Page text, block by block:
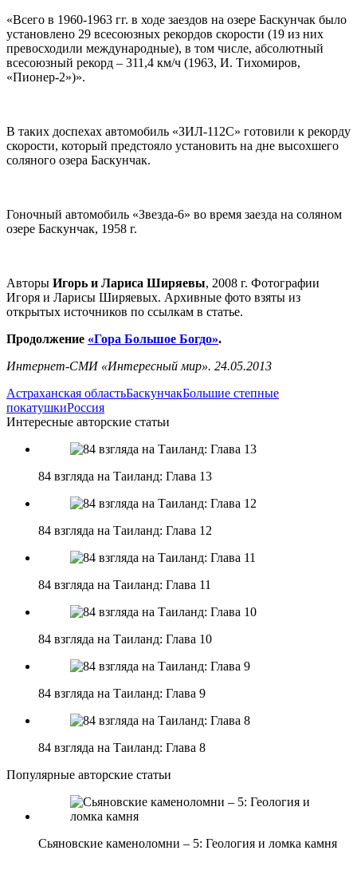
«Всего в 1960-1963 гг. в ходе заездов на озере Баскунчак было
установлено 29 всесоюзных рекордов скорости (19 из них
превосходили международные), в том числе, абсолютный
всесоюзный рекорд – 311,4 км/ч (1963, И. Тихомиров,
«Пионер-2»)».
В таких доспехах автомобиль «ЗИЛ-112С» готовили к рекорду
скорости, который предстояло установить на дне высохшего
соляного озера Баскунчак.
Гоночный автомобиль «Звезда-6» во время заезда на соляном
озере Баскунчак, 1958 г.
Авторы Игорь и Лариса Ширяевы, 2008 г. Фотографии
Игоря и Ларисы Ширяевых. Архивные фото взяты из
открытых источников по ссылкам в статье.
Продолжение «Гора Большое Богдо».
Интернет-СМИ «Интересный мир». 24.05.2013
Астраханская областьБаскунчакБольшие степные
покатушкиРоссия
Интересные авторские статьи
84 взгляда на Таиланд: Глава 13
84 взгляда на Таиланд: Глава 12
84 взгляда на Таиланд: Глава 11
84 взгляда на Таиланд: Глава 10
84 взгляда на Таиланд: Глава 9
84 взгляда на Таиланд: Глава 8
Популярные авторские статьи
Сьяновские каменоломни – 5: Геология и ломка камня